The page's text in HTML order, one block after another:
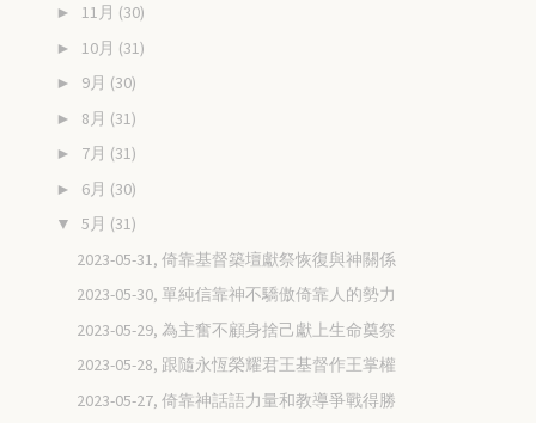
► 11月 (30)
► 10月 (31)
► 9月 (30)
► 8月 (31)
► 7月 (31)
► 6月 (30)
▼ 5月 (31)
2023-05-31, 倚靠基督築壇獻祭恢復與神關係
2023-05-30, 單純信靠神不驕傲倚靠人的勢力
2023-05-29, 為主奮不顧身捨己獻上生命奠祭
2023-05-28, 跟隨永恆榮耀君王基督作王掌權
2023-05-27, 倚靠神話語力量和教導爭戰得勝